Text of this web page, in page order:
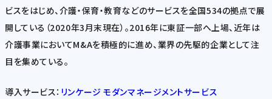
ビスをはじめ、介護・保育・教育などのサービスを全国534の拠点で展
開している（2020年3月末現在）。2016年に東証一部へ上場、近年は
介護事業においてM&Aを積極的に進め、業界の先駆的企業として注
目を集めている。
導入サービス： リンケージ モダンマネージメントサービス